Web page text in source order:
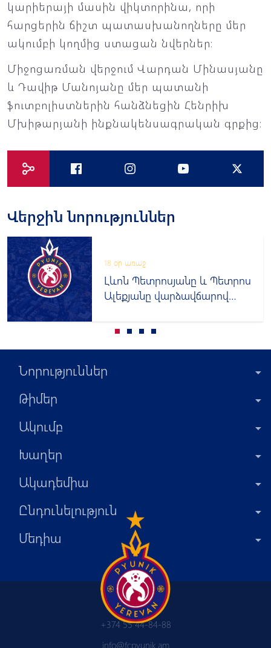
կարիերայի մասին վիկտորինա, որի
հարցերին ճիշտ պատասխանողները մեր
ակումբի կողմից ստացան նվերներ։
Միջոցառման վերջում Վարդան Մինասյանը
և Դավիթ Մանոյանը մեր պատանի
ֆուտբոլիստներին հանձնեցին Հենրիխ
Մխիթարյանի ինքնակենսագրական գրքից։
Վերջին նորություններ
18 օր առաջ
Լևոն Պետրոսյանը և Պետրոս
Ալեքյանը վարձավճարով
Նորություններ
Թիմեր
Ակումբ
Խաղեր
Ակադեմիա
Ընդունելություն
Մեդիա
+374 55 44-84-88
info@fcpyunik.am